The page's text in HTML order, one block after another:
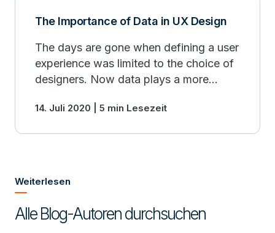
The Importance of Data in UX Design
The days are gone when defining a user
experience was limited to the choice of
designers. Now data plays a more
than ever before.
14. Juli 2020 | 5 min Lesezeit
Weiterlesen
Alle Blog-Autoren durchsuchen